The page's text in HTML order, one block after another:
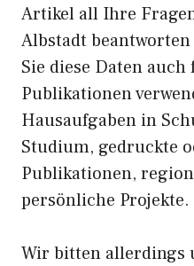
Artikel all Ihre
Albstadt
Sie diese Daten
Publikationen
Hausaufgaben in
Studium, gedruckte
Publikationen,
persönliche Projekte.
Wir bitten allerdings